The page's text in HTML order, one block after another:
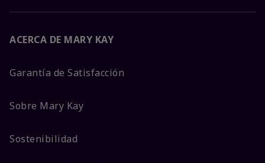
ACERCA DE MARY KAY
Garantía de Satisfacción
Sobre Mary Kay
Sostenibilidad